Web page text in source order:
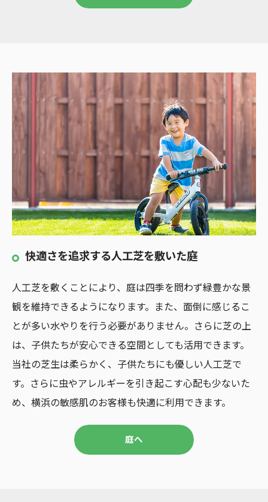
快適さを追求する人工芝を敷いた庭
人工芝を敷くことにより、庭は四季を問わず緑豊かな景
観を維持できるようになります。また、面倒に感じるこ
とが多い水やりを行う必要がありません。さらに芝の上
は、子供たちが安心できる空間としても活用できます。
当社の芝生は柔らかく、子供たちにも優しい人工芝で
す。さらに虫やアレルギーを引き起こす心配も少ないた
め、横浜の敏感肌のお客様も快適に利用できます。
庭へ